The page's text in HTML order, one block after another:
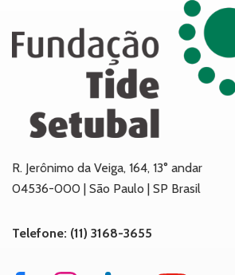
R. Jerônimo da Veiga, 164, 13° andar
04536-000 | São Paulo | SP Brasil
Telefone: (11) 3168-3655